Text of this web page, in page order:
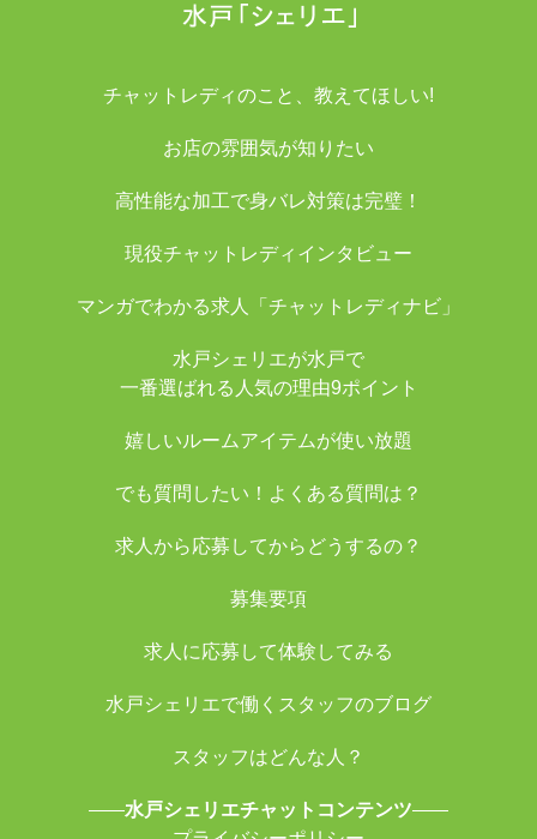
チャットレディのこと、教えてほしい!
お店の雰囲気が知りたい
高性能な加工で身バレ対策は完璧！
現役チャットレディインタビュー
マンガでわかる求人「チャットレディナビ」
水戸シェリエが水戸で
一番選ばれる人気の理由9ポイント
嬉しいルームアイテムが使い放題
でも質問したい！よくある質問は？
求人から応募してからどうするの？
募集要項
求人に応募して体験してみる
水戸シェリエで働くスタッフのブログ
スタッフはどんな人？
水戸シェリエチャットコンテンツ